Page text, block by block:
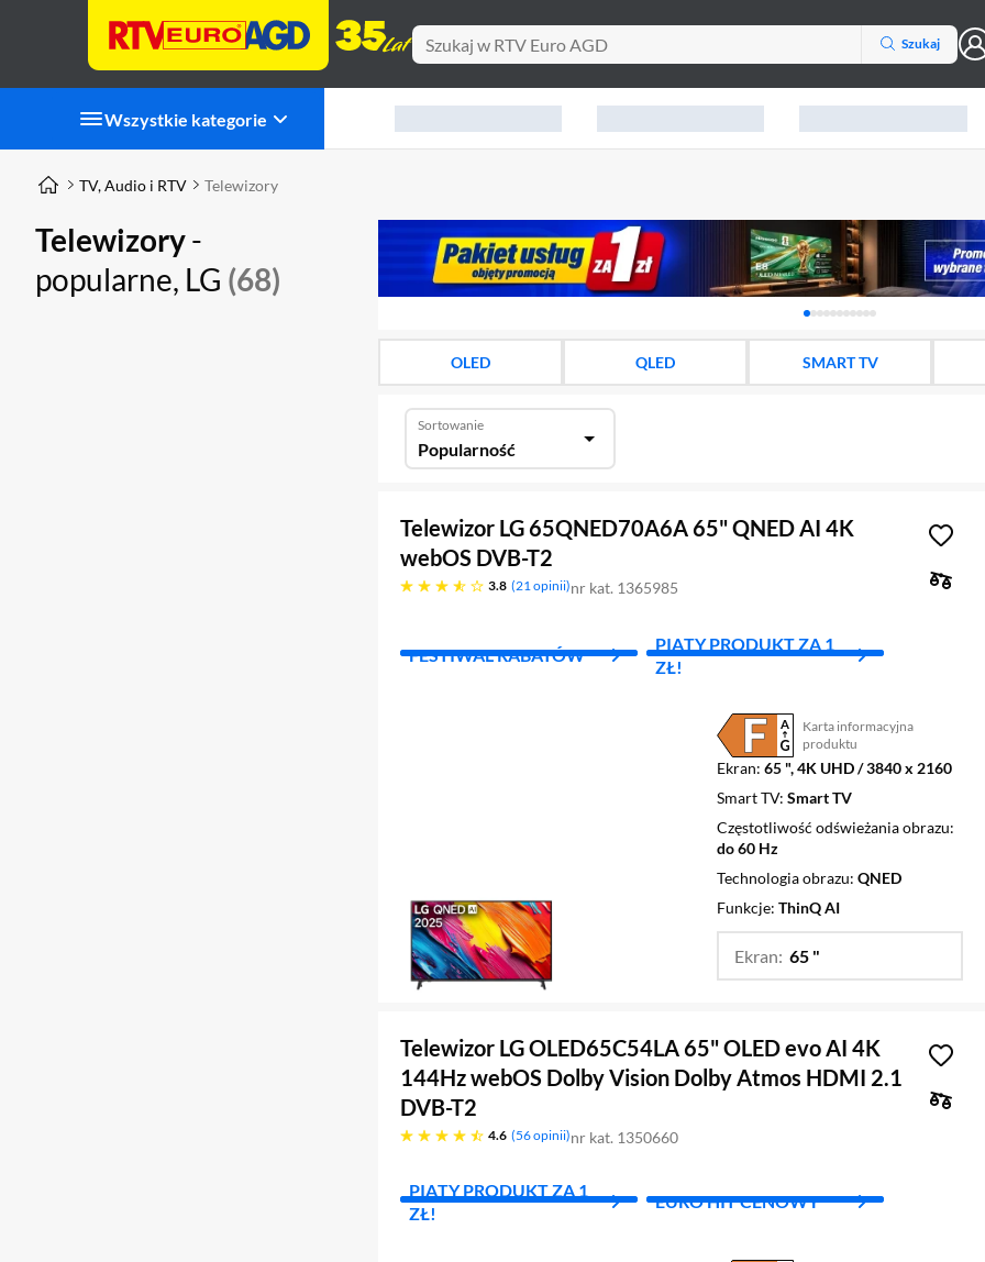
Szukaj
Wszystkie kategorie
Karuzela z banerami,
TV, Audio i RTV Telewizory
Telewizory-
popularne, LG (68)
OLED QLED SMART TV
Sortowanie
Popularność
Telewizor LG 65QNED70A6A 65" QNED AI 4K
webOS DVB-T2
3.8
3.8 gwiazdek 21 opinii nr kat. 1365985
FESTIWAL RABATÓW
PIĄTY PRODUKT ZA 1
ZŁ!
Karta informacyjna
produktu
Plik w formacie pdf
(otworzy się w nowym oknie)
Ekran 65 ", 4K UHD / 3840 x 2160
Smart TV Smart TV
Częstotliwość odświeżania obrazu
do 60 Hz
Technologia obrazu QNED
Funkcje ThinQ AI
Ekran: 65 "
55 "
Telewizor LG OLED65C54LA 65" OLED evo AI 4K
144Hz webOS Dolby Vision Dolby Atmos HDMI 2.1
DVB-T2
4.6
4.6 gwiazdek 56 opinii nr kat. 1350660
PIĄTY PRODUKT ZA 1
ZŁ!
EURO HIT CENOWY